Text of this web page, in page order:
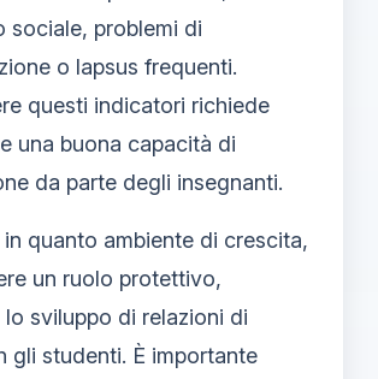
sociale, problemi di
o lapsus frequenti.
questi indicatori richiede
una buona capacità di
da parte degli insegnanti.
in quanto ambiente di crescita,
un ruolo protettivo,
sviluppo di relazioni di
gli studenti. È importante